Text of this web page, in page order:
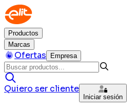
Productos
Marcas
Ofertas Empresa
Quiero ser cliente
Iniciar sesión